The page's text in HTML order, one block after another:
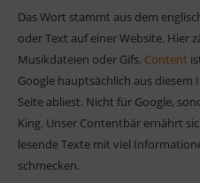
Das Wort stammt aus dem
oder Text auf einer Website. Hier
Musikdateien oder Gifs. Content
Google hauptsächlich aus
Seite abliest. Nicht für Google,
King. Unser Contentbär ernährt
lesende Texte mit viel
schmecken.